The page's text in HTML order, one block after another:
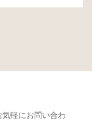
軽にお問い合わ